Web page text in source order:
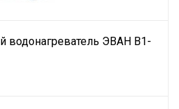
водонагреватель ЭВАН В1-